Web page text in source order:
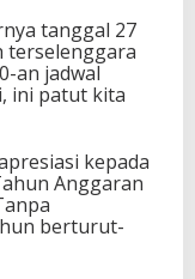
tanggal 27
terselenggara
an jadwal
ini patut kita
kepada
Anggaran
berturut-